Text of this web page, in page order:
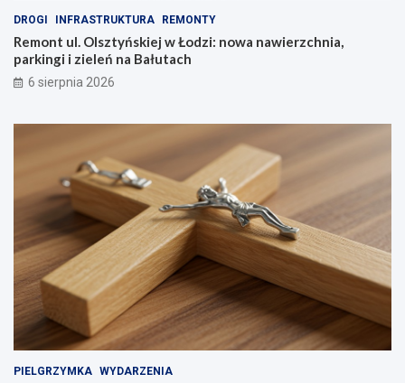
DROGI INFRASTRUKTURA REMONTY
Remont ul. Olsztyńskiej w Łodzi: nowa nawierzchnia,
parkingi i zieleń na Bałutach
6 sierpnia 2026
PIELGRZYMKA WYDARZENIA